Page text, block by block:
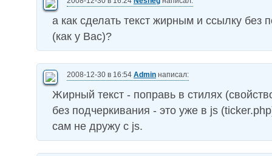
а как сделать текст жирным и ссылку без
(как у Вас)?
2008-12-30 в 16:54 Admin написал:
Жирный текст - поправь в стилях
без подчеркивания - это уже в js
сам не дружу с js.